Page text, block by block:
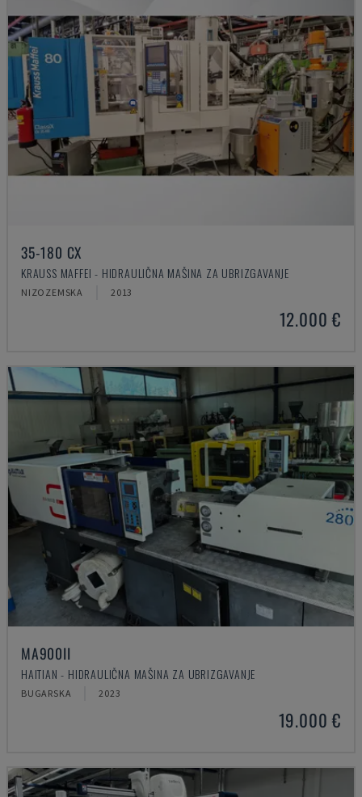
35-180 CX
KRAUSS MAFFEI - HIDRAULIČNA MAŠINA ZA UBRIZGAVANJE
NIZOZEMSKA 2013
12.000 €
MA900ІІ
HAITIAN - HIDRAULIČNA MAŠINA ZA UBRIZGAVANJE
BUGARSKA 2023
19.000 €